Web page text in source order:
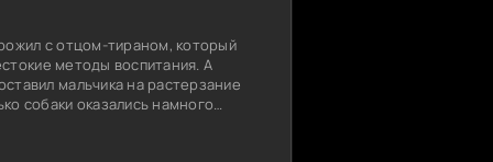
с отцом-тираном, который
методы воспитания. А
мальчика на растерзание
собаки оказались намного